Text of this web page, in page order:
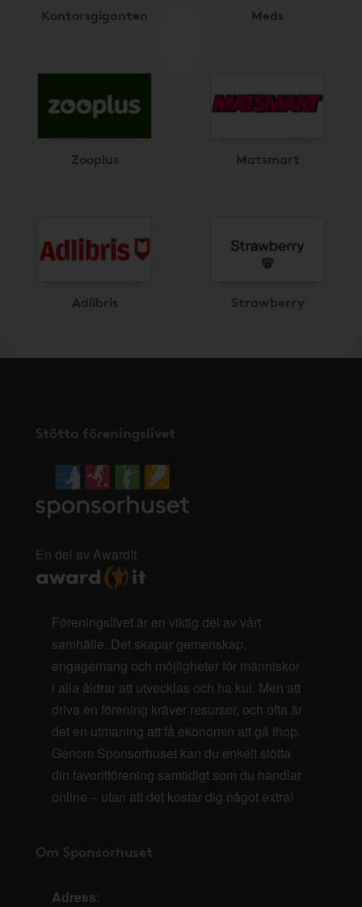
Kontorsgiganten Meds
Zooplus Matsmart
Adlibris Strawberry
Stötta föreningslivet
En del av AwardIt
Föreningslivet är en viktig del av vårt
samhälle. Det skapar gemenskap,
engagemang och möjligheter för människor
i alla åldrar att utvecklas och ha kul. Men att
driva en förening kräver resurser, och ofta är
det en utmaning att få ekonomin att gå ihop.
Genom Sponsorhuset kan du enkelt stötta
din favoritförening samtidigt som du handlar
online – utan att det kostar dig något extra!
Om Sponsorhuset
Adress: